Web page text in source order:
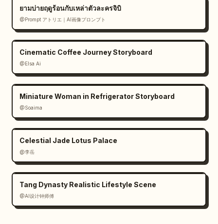
restrained"}]}],"bottom_notes":{"คำอธิบาย
ช็อต":"บรรยากาศที่เคยใกล้ชิดถูกขัดจังหวะ เปลี่ยนกลับมา
ห่าง","คำบรรยายบทสนทนา":["เพื่อนร่วมงาน: อรุณ
camera blocking diagram on black
background","count":3,"labels":
["1","2","3"],"positions":{"1":"left
interior","2":"top center","3":"right
interior"}}},"rendering":{"language":"Chinese
text for all visible headings and
captions","image_quality":"high-resolution
storyboard presentation
board","lighting":"cool neutral office light
in shot 1, warm cozy tungsten light in shot
2, bright elevator light in shot
ยามบ่ายฤดูร้อนกับเหล่าตัวละครจิบิ
@Prompt アトリエ｜AI画像プロンプト
Cinematic Coffee Journey Storyboard
@Elsa Ai
Miniature Woman in Refrigerator Storyboard
@Soaima
Celestial Jade Lotus Palace
@李岳
Tang Dynasty Realistic Lifestyle Scene
@AI设计钟师傅